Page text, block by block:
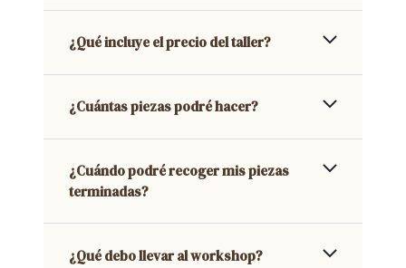
¿Qué incluye el precio del taller?
¿Cuántas piezas podré hacer?
¿Cuándo podré recoger mis piezas
terminadas?
¿Qué debo llevar al workshop?